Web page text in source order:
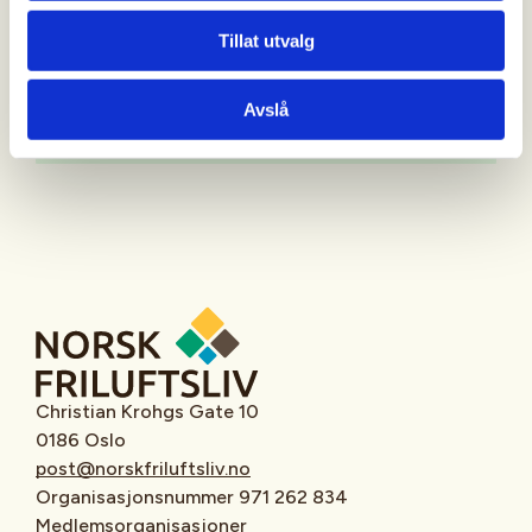
Tillat utvalg
Avslå
Oppmøtested
Christian Krohgs Gate 10
0186 Oslo
post@norskfriluftsliv.no
Organisasjonsnummer 971 262 834
Medlemsorganisasjoner